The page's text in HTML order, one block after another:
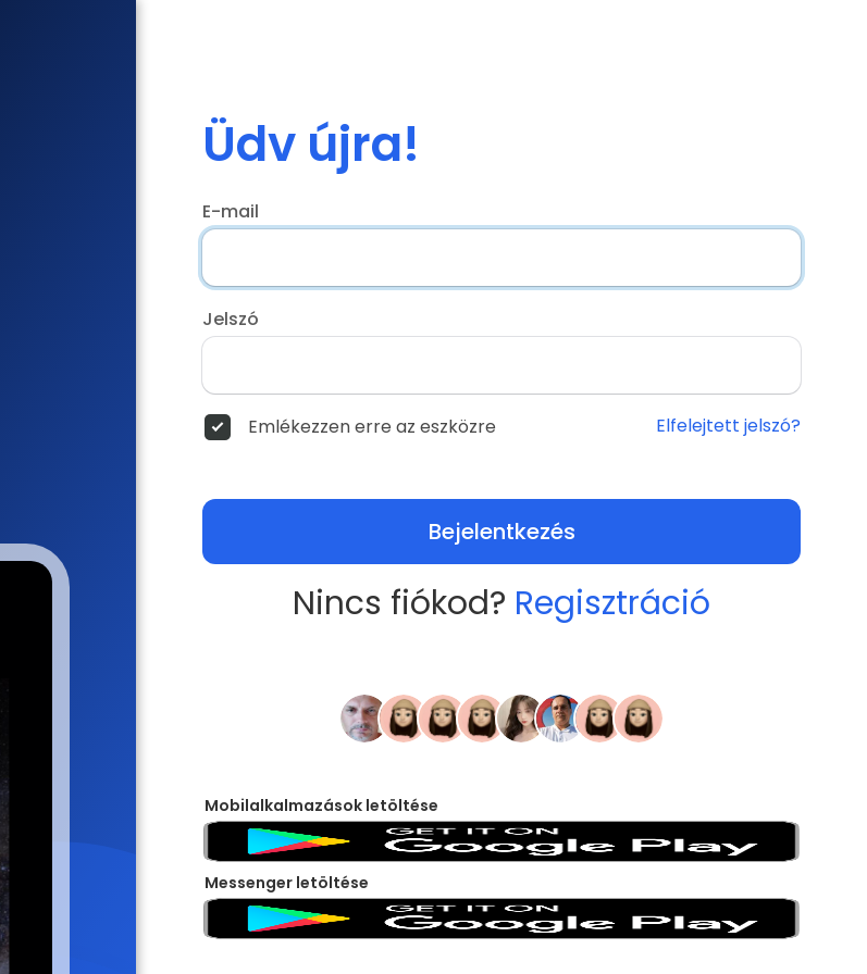
Üdv újra!
E-mail
Jelszó
Emlékezzen erre az eszközre Elfelejtett jelszó?
Bejelentkezés
Nincs fiókod? Regisztráció
Mobilalkalmazások letöltése
Messenger letöltése